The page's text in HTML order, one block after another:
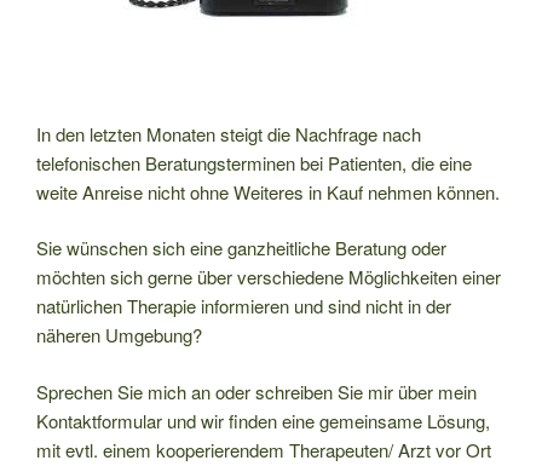
In den letzten Monaten steigt die Nachfrage nach
telefonischen Beratungsterminen bei Patienten, die eine
weite Anreise nicht ohne Weiteres in Kauf nehmen können.
Sie wünschen sich eine ganzheitliche Beratung oder
möchten sich gerne über verschiedene Möglichkeiten einer
natürlichen Therapie informieren und sind nicht in der
näheren Umgebung?
Sprechen Sie mich an oder schreiben Sie mir über mein
Kontaktformular und wir finden eine gemeinsame Lösung,
mit evtl. einem kooperierendem Therapeuten/ Arzt vor Ort